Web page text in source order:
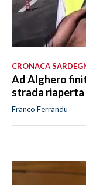
CRONACA
Ad Alghero
strada riaperta
Franco Ferrandu